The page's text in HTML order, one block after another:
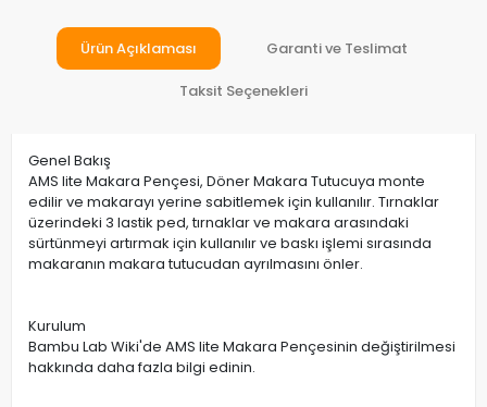
Ürün Açıklaması Garanti ve Teslimat
Taksit Seçenekleri
Genel Bakış
AMS lite Makara Pençesi, Döner Makara Tutucuya monte
edilir ve makarayı yerine sabitlemek için kullanılır. Tırnaklar
üzerindeki 3 lastik ped, tırnaklar ve makara arasındaki
sürtünmeyi artırmak için kullanılır ve baskı işlemi sırasında
makaranın makara tutucudan ayrılmasını önler.
Kurulum
Bambu Lab Wiki'de AMS lite Makara Pençesinin değiştirilmesi
hakkında daha fazla bilgi edinin.